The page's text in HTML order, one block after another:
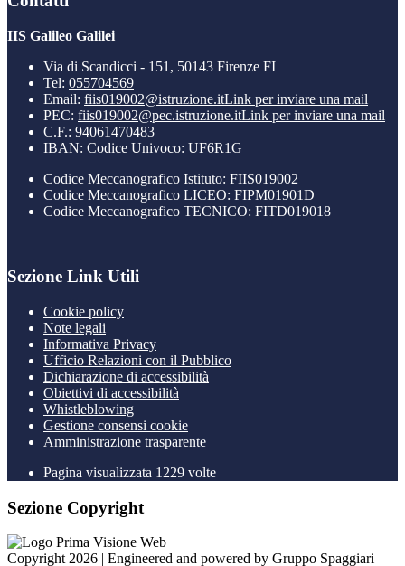
IIS Galileo Galilei
Via di Scandicci - 151, 50143 Firenze FI
Tel: 055704569
Email: fiis019002@istruzione.itLink per inviare una mail
PEC: fiis019002@pec.istruzione.itLink per inviare una mail
C.F.: 94061470483
IBAN: Codice Univoco: UF6R1G
Codice Meccanografico Istituto: FIIS019002
Codice Meccanografico LICEO: FIPM01901D
Codice Meccanografico TECNICO: FITD019018
Sezione Link Utili
Cookie policy
Note legali
Informativa Privacy
Ufficio Relazioni con il Pubblico
Dichiarazione di accessibilità
Obiettivi di accessibilità
Whistleblowing
Gestione consensi cookie
Amministrazione trasparente
Pagina visualizzata 1229 volte
Sezione Copyright
Copyright 2026 | Engineered and powered by Gruppo Spaggiari